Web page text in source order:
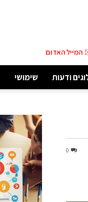
המייל האדום
ודעות שימושי
0